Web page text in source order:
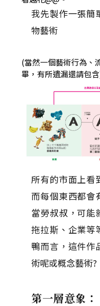
我先製作一張簡
物藝術
(當然一個藝術行為、
畢，有所遺漏還請包
所有的市面上看
而每個東西都會
當勞叔叔，可能
拖拉斯、企業等
鴨而言，這件作
術呢或概念藝術?
第一層意象：